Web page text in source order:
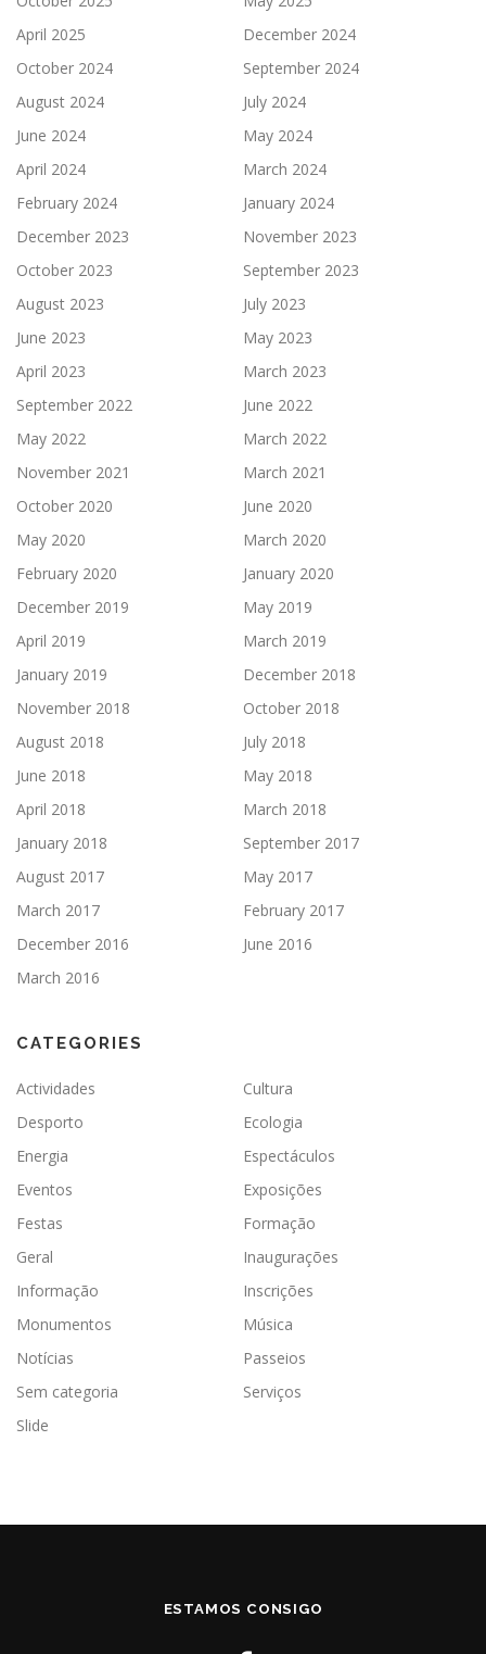
April 2025
December 2024
October 2024
September 2024
August 2024
July 2024
June 2024
May 2024
April 2024
March 2024
February 2024
January 2024
December 2023
November 2023
October 2023
September 2023
August 2023
July 2023
June 2023
May 2023
April 2023
March 2023
September 2022
June 2022
May 2022
March 2022
November 2021
March 2021
October 2020
June 2020
May 2020
March 2020
February 2020
January 2020
December 2019
May 2019
April 2019
March 2019
January 2019
December 2018
November 2018
October 2018
August 2018
July 2018
June 2018
May 2018
April 2018
March 2018
January 2018
September 2017
August 2017
May 2017
March 2017
February 2017
December 2016
June 2016
March 2016
CATEGORIES
Actividades
Cultura
Desporto
Ecologia
Energia
Espectáculos
Eventos
Exposições
Festas
Formação
Geral
Inaugurações
Informação
Inscrições
Monumentos
Música
Notícias
Passeios
Sem categoria
Serviços
Slide
ESTAMOS CONSIGO